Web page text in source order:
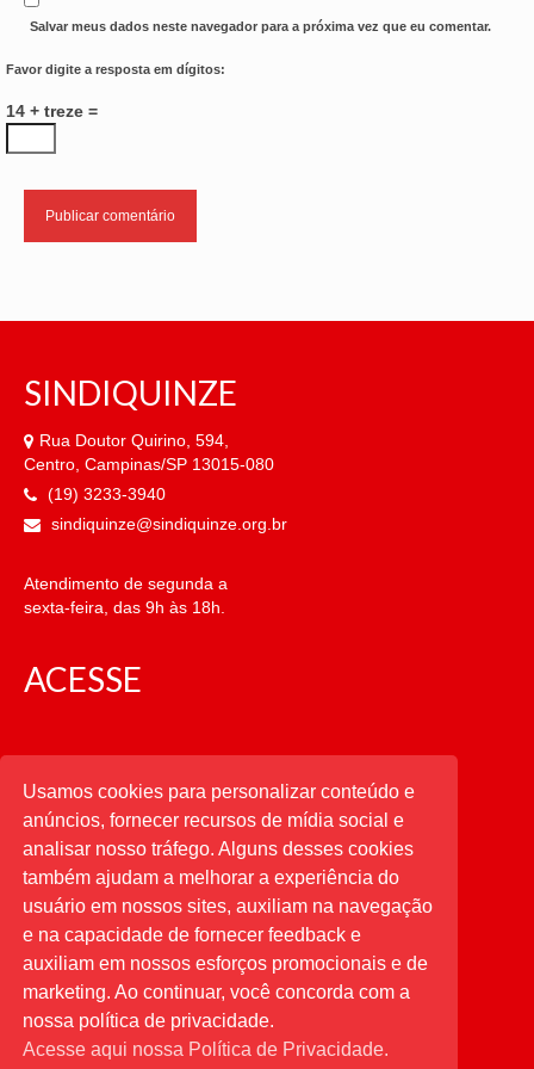
Salvar meus dados neste navegador para a próxima vez que eu comentar.
Favor digite a resposta em dígitos:
14 + treze =
SINDIQUINZE
Rua Doutor Quirino, 594,
Centro, Campinas/SP 13015-080
(19) 3233-3940
sindiquinze@sindiquinze.org.br
Atendimento de segunda a
sexta-feira, das 9h às 18h.
ACESSE
CATEGORIAS
CATEGORIAS
PESQUISAR
Buscar
por:
Usamos cookies para personalizar conteúdo e
anúncios, fornecer recursos de mídia social e
analisar nosso tráfego. Alguns desses cookies
também ajudam a melhorar a experiência do
usuário em nossos sites, auxiliam na navegação
e na capacidade de fornecer feedback e
auxiliam em nossos esforços promocionais e de
marketing. Ao continuar, você concorda com a
nossa política de privacidade.
Acesse aqui nossa Política de Privacidade.